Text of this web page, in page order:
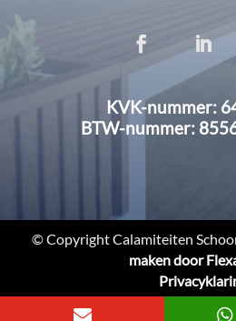
KVK-nummer:
BTW-nummer:
© Copyright Calamiteiten
maken door
 